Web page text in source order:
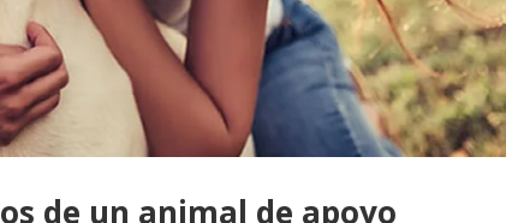
de un animal de apoyo